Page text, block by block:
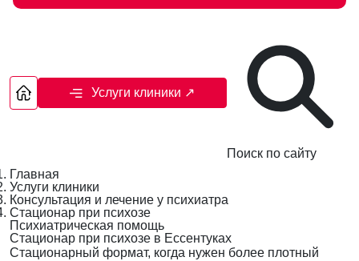
Услуги клиники ↗
Поиск по сайту
Главная
Услуги клиники
Консультация и лечение у психиатра
Стационар при психозе
Психиатрическая помощь
Стационар при психозе в Ессентуках
Стационарный формат, когда нужен более плотный